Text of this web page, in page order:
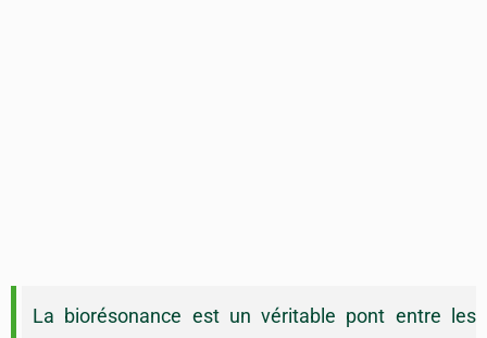
La biorésonance est un véritable pont entre les